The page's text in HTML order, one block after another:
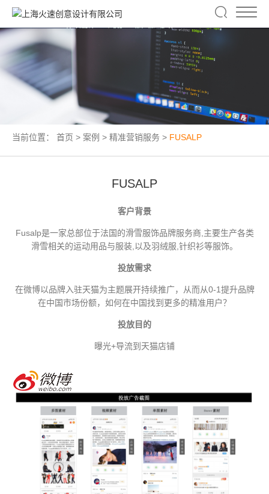
当前位置： 首页 > 案例 > 精准营销服务 > FUSALP
FUSALP
客户背景
Fusalp是一家总部位于法国的滑雪服饰品牌服务商,主要生产各类
滑雪相关的运动用品与服装,以及羽绒服,针织衫等服饰。
投放需求
在微博以品牌入驻天猫为主题展开持续推广，从而从0-1提升品牌
在中国市场份额，如何在中国找到更多的精准用户？
投放目的
曝光+导流到天猫店铺